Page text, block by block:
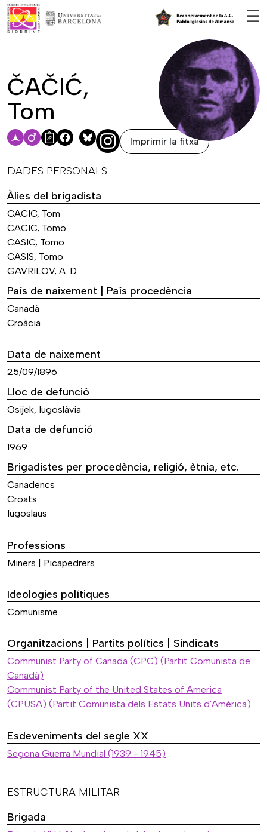
☰
ČAČIĆ,
Tom
Facebook
Bluesky Imprimir la fitxa
DADES PERSONALS
Àlies del brigadista
CACIC, Tom
CACIC, Tomo
CASIC, Tomo
CASIS, Tomo
GAVRILOV, A. D.
País de naixement | País procedència
Canadà
Croàcia
Data de naixement
25/09/1896
Lloc de defunció
Osijek, Iugoslàvia
Data de defunció
1969
Brigadistes per procedència, religió, ètnia, etc.
Canadencs
Croats
Iugoslaus
Professions
Miners | Picapedrers
Ideologies polítiques
Comunisme
Organitzacions | Partits polítics | Sindicats
Communist Party of Canada (CPC) (Partit Comunista de
Canadà)
Communist Party of the United States of America
(CPUSA) (Partit Comunista dels Estats Units d'Amèrica)
Esdeveniments del segle XX
Segona Guerra Mundial (1939 - 1945)
ESTRUCTURA MILITAR
Brigada